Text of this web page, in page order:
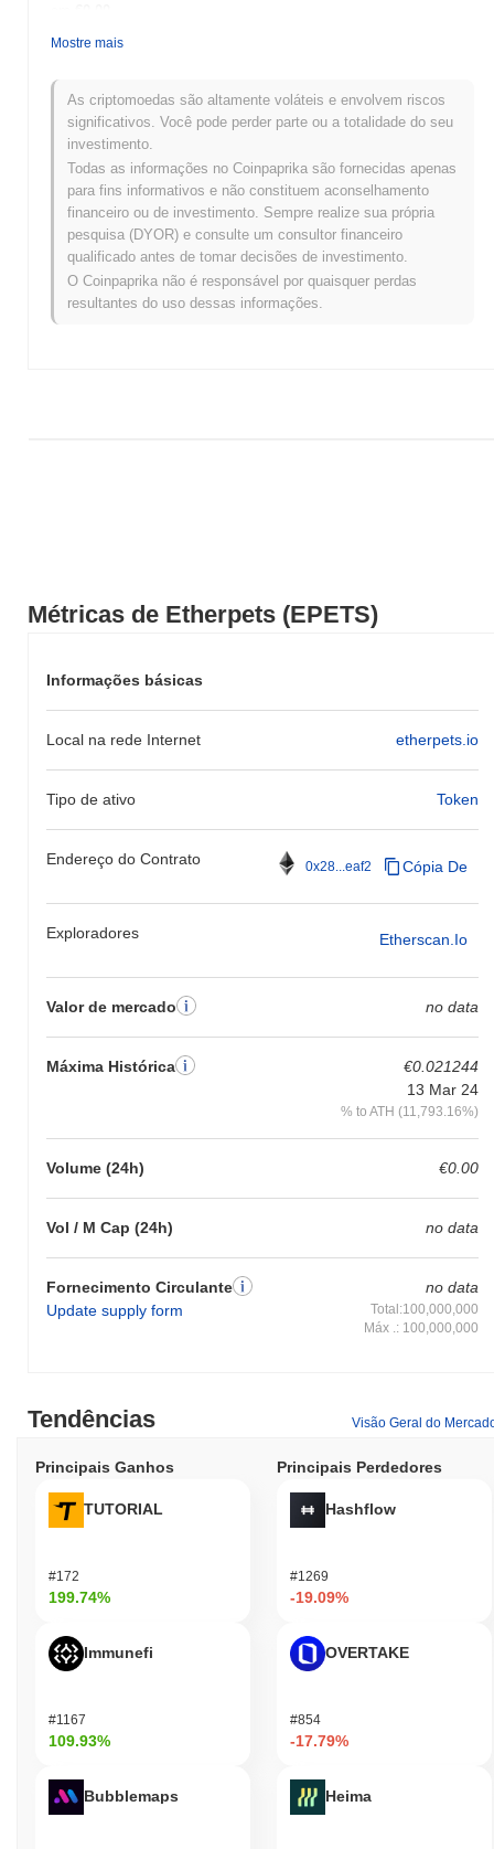
Métricas de Etherpets (EPETS)
Informações básicas
Local na rede Internet etherpets.io
Tipo de ativo Token
Endereço do Contrato 0x28...eaf2 Cópia De
Exploradores Etherscan.io
Valor de mercado no data
Máxima Histórica
€0.021244
13 Mar 24
% to ATH (11,793.16%)
Volume (24h) €0.00
Vol / M Cap (24h) no data
Fornecimento Circulante
Update supply form
no data
Total:100,000,000
Máx .: 100,000,000
Qual é o histórico da faixa de preço de Etherpets?
Máxima Histórica (ATH):
Mínima Histórica (ATL):
sua ATH .
Como Etherpets está se desempenhando em
comparação com o mercado cripto mais amplo?
Nos últimos 7 dias, Etherpets ganhou0.00%, superando o
mercado cripto geral que registrou um declínio de
indica um desempenho forte na ação de preço de EPETS em
Mostre mais
As criptomoedas são altamente voláteis e envolvem riscos
significativos. Você pode perder parte ou a totalidade do seu
investimento.
Todas as informações no Coinpaprika são fornecidas apenas
para fins informativos e não constituem aconselhamento
financeiro ou de investimento. Sempre realize sua própria
pesquisa (DYOR) e consulte um consultor financeiro
qualificado antes de tomar decisões de investimento.
O Coinpaprika não é responsável por quaisquer perdas
resultantes do uso dessas informações.
Tendências Visão Geral do
Principais Ganhos
TUTORIAL
#172
199.74%
Immunefi
#1167
109.93%
Bubblemaps
Principais Perdedores
Hashflow
#1269
-19.09%
OVERTAKE
#854
-17.79%
Heima